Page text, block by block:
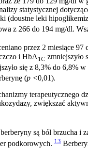
statystycznej
(doustne leki
z 266 do 194 mg/dl.
przez 2 miesiące 97
i HbA 1C zmniejszyło
się z 8,3% do 6,8%
(p <0,01).
terapeutycznego
zwiększać
są ból brzucha i
podkorowych. 13